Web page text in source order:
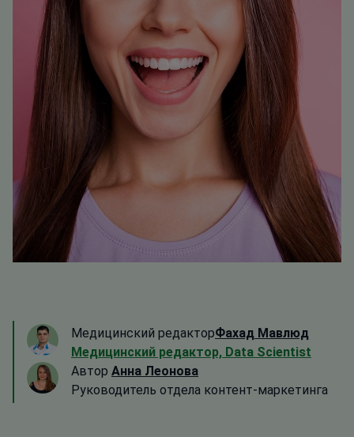
Медицинский редакторФахад Мавлюд
Медицинский редактор, Data Scientist
Автор Анна Леонова
Руководитель отдела контент-маркетинга